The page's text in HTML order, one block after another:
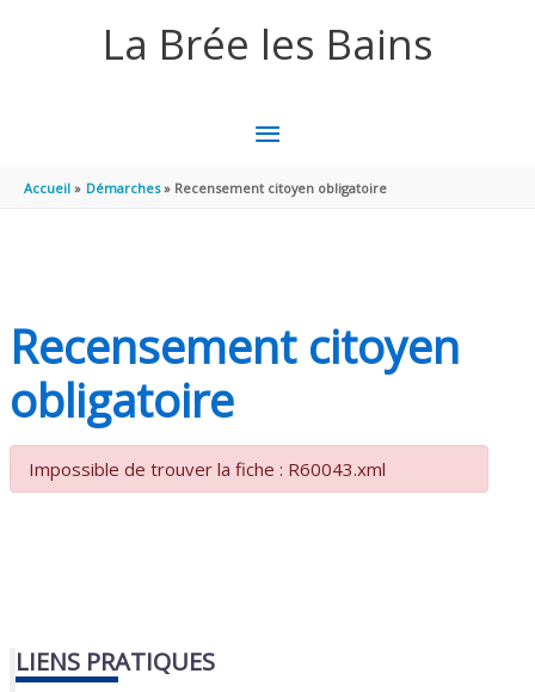
La Brée les Bains
MENU
PRINCIPAL
Accueil Démarches Recensement citoyen obligatoire
Recensement citoyen
obligatoire
Impossible de trouver la fiche : R60043.xml
LIENS PRATIQUES